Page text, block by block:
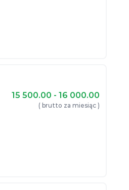
15 500.00 - 16 000.00
( brutto za miesiąc )